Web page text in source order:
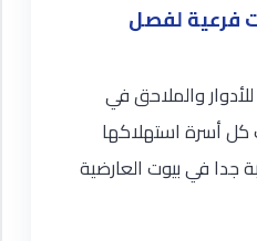
فرعية لفصل
والملاحق في
كل أسرة استهلاكها
في بيوت العارضية